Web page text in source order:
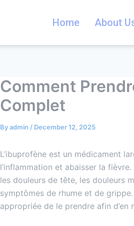
Home About
Comment
Complet
Byadmin / December 12, 2025
L’ibuprofène est un médicament
l’inflammation et abaisser la
les douleurs de tête, les douleurs
symptômes de rhume et de
appropriée de le prendre afin